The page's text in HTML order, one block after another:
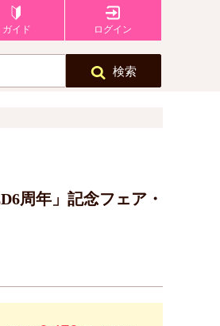
ガイド ログイン
検索
周年」記念フェア・